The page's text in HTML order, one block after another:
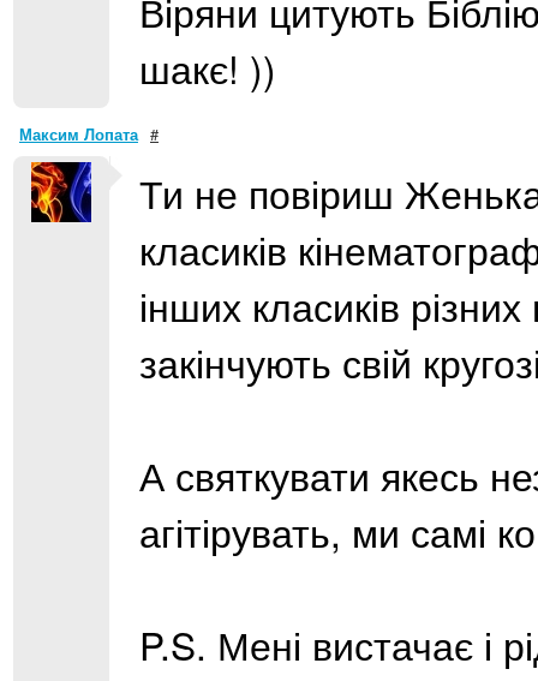
Віряни цитують
шакє! ))
Максим Лопата #
Ти не повіриш
класиків
інших класиків
закінчують свій
А святкувати якесь
агітірувать, ми самі
P.S. Мені вистачає і